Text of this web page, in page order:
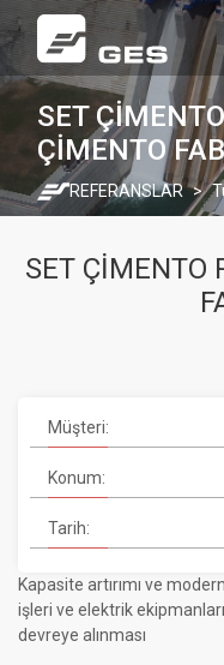
SET
ÇİMENTO
REFERANSLAR
SET ÇİMENTO
Kapasite artırımı ve
işleri ve elektrik
devreye alınması
Müşteri:
Konum:
Tarih: